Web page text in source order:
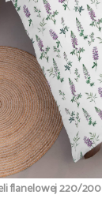
flanelowej 220/200